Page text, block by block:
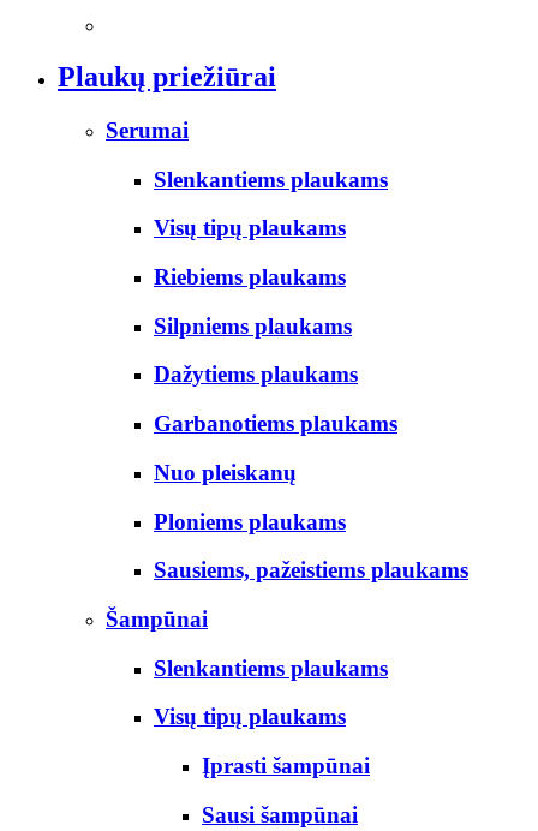
Plaukų priežiūrai
Serumai
Slenkantiems plaukams
Visų tipų plaukams
Riebiems plaukams
Silpniems plaukams
Dažytiems plaukams
Garbanotiems plaukams
Nuo pleiskanų
Ploniems plaukams
Sausiems, pažeistiems plaukams
Šampūnai
Slenkantiems plaukams
Visų tipų plaukams
Įprasti šampūnai
Sausi šampūnai